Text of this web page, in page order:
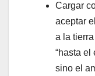
Cargar
aceptar
a la
“hasta el
sino el